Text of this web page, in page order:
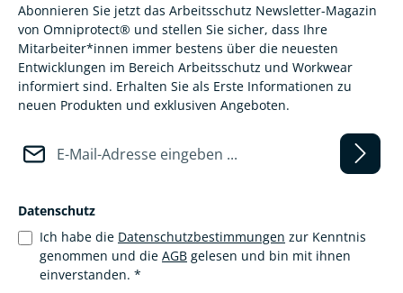
Abonnieren Sie jetzt das Arbeitsschutz Newsletter-Magazin
von Omniprotect® und stellen Sie sicher, dass Ihre
Mitarbeiter*innen immer bestens über die neuesten
Entwicklungen im Bereich Arbeitsschutz und Workwear
informiert sind. Erhalten Sie als Erste Informationen zu
neuen Produkten und exklusiven Angeboten.
Datenschutz
Ich habe die Datenschutzbestimmungen zur Kenntnis
genommen und die AGB gelesen und bin mit ihnen
einverstanden. *